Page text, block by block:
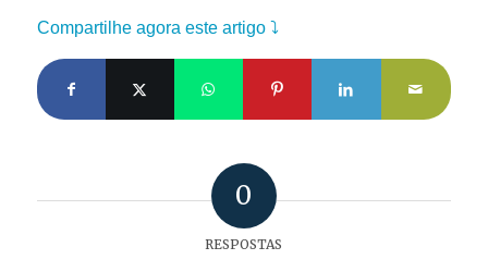
Compartilhe agora este artigo ⤵
0
RESPOSTAS